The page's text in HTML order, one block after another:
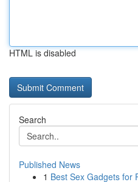
HTML is disabled
Search
Published News
1 Best Sex Gadgets for